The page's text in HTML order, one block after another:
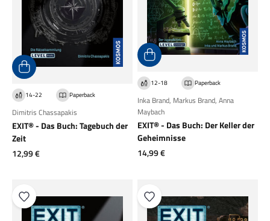
14-22 Paperback
Dimitris Chassapakis
EXIT® - Das Buch: Tagebuch der
Zeit
Angebot
12,99 €
12-18 Paperback
Inka Brand, Markus Brand, Anna
Maybach
EXIT® - Das Buch: Der Keller der
Geheimnisse
Angebot
14,99 €